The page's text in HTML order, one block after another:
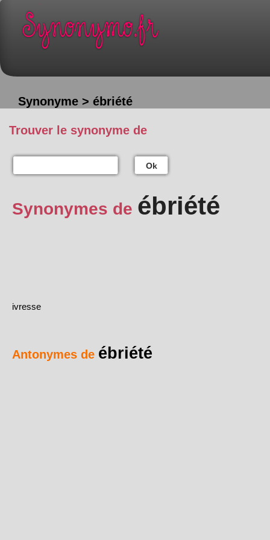
Synonyme > ébriété
Trouver le synonyme de
Ok
Synonymes de ébriété
ivresse
Antonymes de ébriété